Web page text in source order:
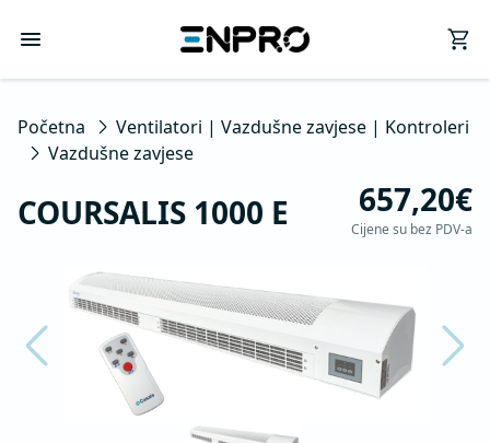
Početna
Ventilatori | Vazdušne zavjese | Kontroleri
Vazdušne zavjese
COURSALIS 1000 E 657,20€
Cijene su bez PDV-a